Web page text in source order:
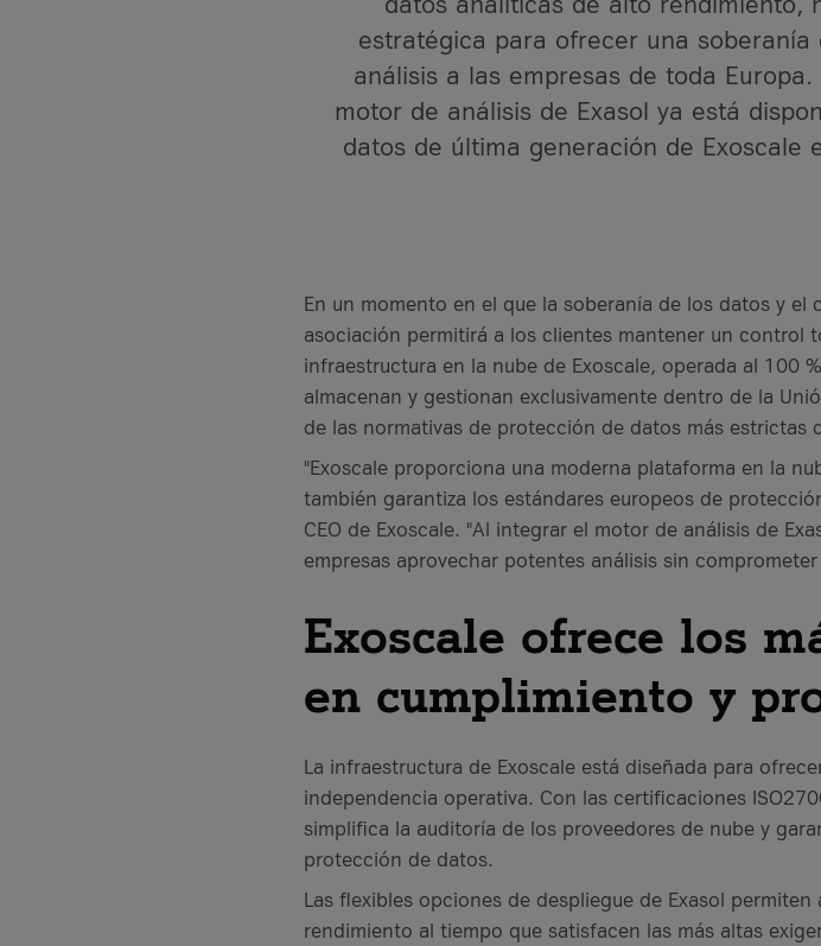
it-sa 2026
Más eventos
Grupo Geiger
Grupo Geiger y A1 Digital
Más casos de éxito
Más estudios de caso
Más artículos de Recursos
Más información
Casos de éxito
VKB Bank y A1 Digital
Más casos prácticos
estratégica para ofrecer una
análisis a las empresas de toda
motor de análisis de Exasol ya está
datos de última generación de Exoscale
En un momento en el que la soberanía de los datos y
asociación permitirá a los clientes mantener un control
infraestructura en la nube de Exoscale, operada al 100
almacenan y gestionan exclusivamente dentro de la
de las normativas de protección de datos más estrictas
"Exoscale proporciona una moderna plataforma en la
también garantiza los estándares europeos de
CEO de Exoscale. "Al integrar el motor de análisis de
empresas aprovechar potentes análisis sin
Exoscale ofrece los
en cumplimiento y
La infraestructura de Exoscale está diseñada para
independencia operativa. Con las certificaciones
simplifica la auditoría de los proveedores de nube y
protección de datos.
Las flexibles opciones de despliegue de Exasol
rendimiento al tiempo que satisfacen las más altas